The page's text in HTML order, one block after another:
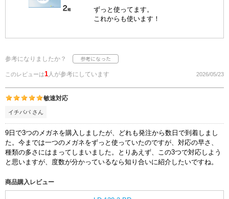
ずっと使ってます。
これからも使います！
参考になりましたか？
このレビューは1 人が参考にしています 2026/05/23
敏速対応
イチパパ さん
9日で3つのメガネを購入しましたが、どれも発注から数日で到着しまし
た。今までは一つのメガネをずっと使っていたのですが、対応の早さ、
種類の多さにはまってしまいました。とりあえず、この3つで対応しよう
と思いますが、度数が分かっているなら知り合いに紹介したいですね。
商品購入レビュー